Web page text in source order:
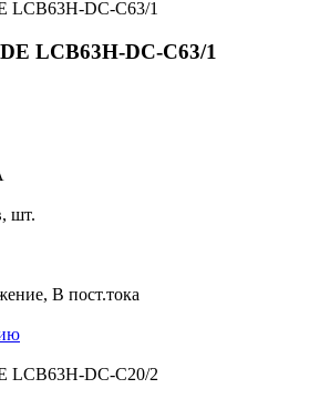
LCB63H-DC-C63/1
шт.
В пост.тока